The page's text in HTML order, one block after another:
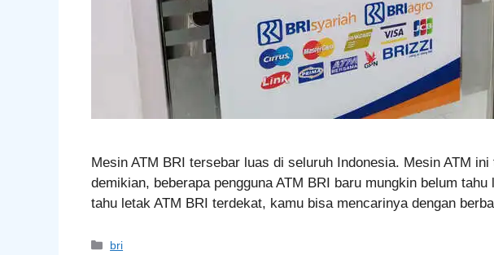
Mesin ATM BRI tersebar luas di seluruh Indonesia. Mesin ATM
demikian, beberapa pengguna ATM BRI baru mungkin belum
tahu letak ATM BRI terdekat, kamu bisa mencarinya dengan
Categories
bri